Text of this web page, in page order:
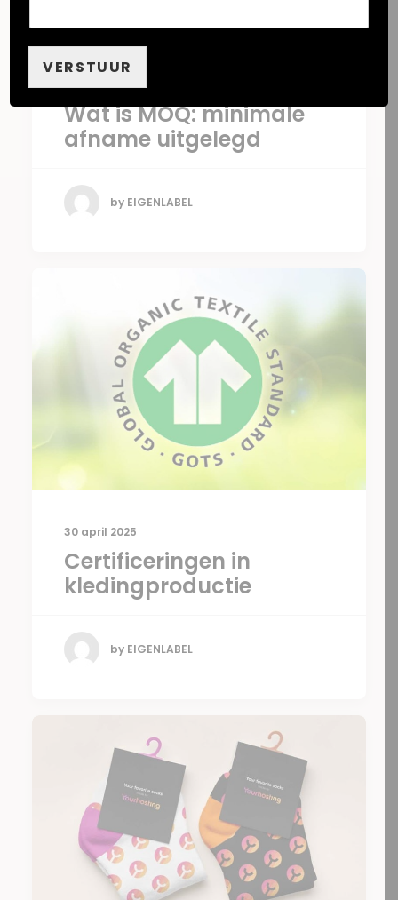
17 mei 2025
Wat is MOQ: minimale
afname uitgelegd
by EIGENLABEL
30 april 2025
Certificeringen in
kledingproductie
by EIGENLABEL
VERSTUUR